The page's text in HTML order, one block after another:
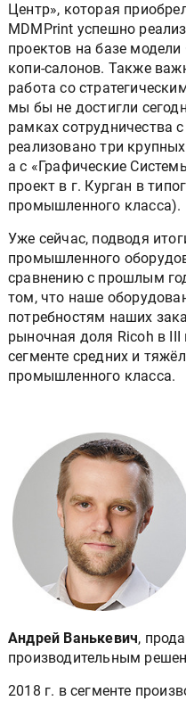
Центр», которая
MDMPrint успешно
проектов на базе
копи-салонов. Также
работа со
мы бы не достигли
рамках сотрудничества
реализовано три
а с «Графические
проект в г. Курган в
промышленного класса).
Уже сейчас, подводя
промышленного
сравнению с прошлым
том, что наше
потребностям наших
рыночная доля Ricoh в III
сегменте средних и
промышленного класса.
Андрей Ванькевич,
производительным
2018 г. в сегменте